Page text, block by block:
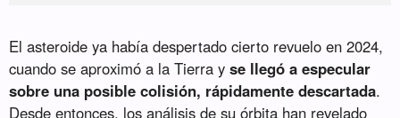
El asteroide ya había despertado cierto revuelo en 2024,
cuando se aproximó a la Tierra yse llegó a especular
sobre una posible colisión, rápidamente descartada.
Desde entonces, los análisis de su órbita han revelado